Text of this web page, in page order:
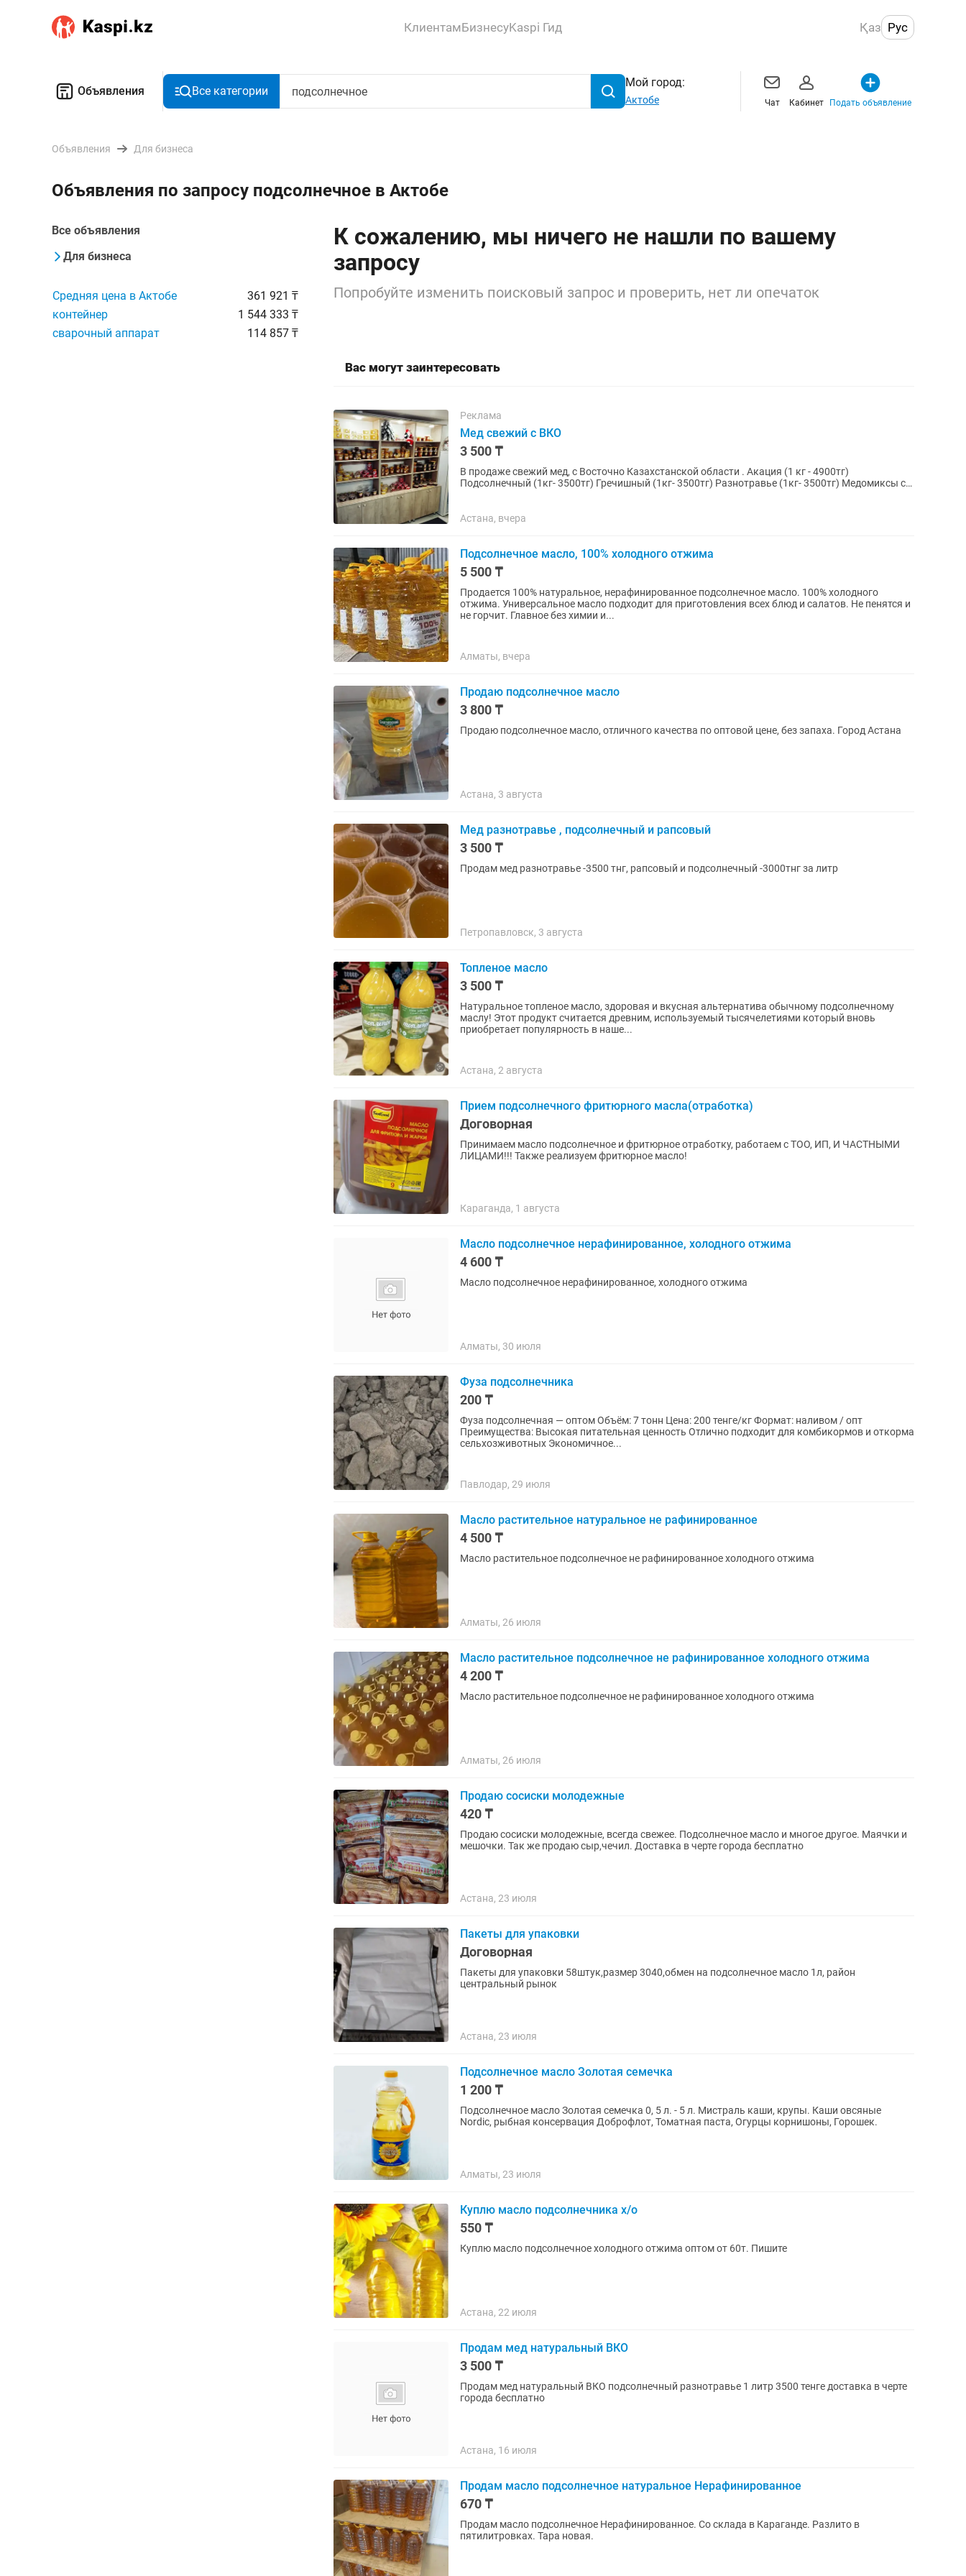
КлиентамБизнесуKaspi Гид Қаз Рус
Объявления Все категории
Мой город:
Актобе Чат Кабинет Подать объявление
Объявления Для бизнеса
Объявления по запросу подсолнечное в Актобе
Все объявления
Для бизнеса
Средняя цена в Актобе
361 921 ₸
контейнер
1 544 333 ₸
сварочный аппарат
114 857 ₸
К сожалению, мы ничего не нашли по вашему
запросу
Попробуйте изменить поисковый запрос и проверить, нет ли опечаток
Вас могут заинтересовать
Реклама
Мед свежий с ВКО
3 500 ₸
В продаже свежий мед, с Восточно Казахстанской области . Акация (1 кг - 4900тг)
Подсолнечный (1кг- 3500тг) Гречишный (1кг- 3500тг) Разнотравье (1кг- 3500тг) Медомиксы с
Астана, вчера
Подсолнечное масло, 100% холодного отжима
5 500 ₸
Продается 100% натуральное, нерафинированное подсолнечное масло. 100% холодного
отжима. Универсальное масло подходит для приготовления всех блюд и салатов. Не пенятся и
не горчит. Главное без химии и...
Алматы, вчера
Продаю подсолнечное масло
3 800 ₸
Продаю подсолнечное масло, отличного качества по оптовой цене, без запаха. Город Астана
Астана, 3 августа
Мед разнотравье , подсолнечный и рапсовый
3 500 ₸
Продам мед разнотравье -3500 тнг, рапсовый и подсолнечный -3000тнг за литр
Петропавловск, 3 августа
Топленое масло
3 500 ₸
Натуральное топленое масло, здоровая и вкусная альтернатива обычному подсолнечному
маслу! Этот продукт считается древним, используемый тысячелетиями который вновь
приобретает популярность в наше...
Астана, 2 августа
Прием подсолнечного фритюрного масла(отработка)
Договорная
Принимаем масло подсолнечное и фритюрное отработку, работаем с ТОО, ИП, И ЧАСТНЫМИ
ЛИЦАМИ!!! Также реализуем фритюрное масло!
Караганда, 1 августа
Масло подсолнечное нерафинированное, холодного отжима
4 600 ₸
Масло подсолнечное нерафинированное, холодного отжима
Алматы, 30 июля
Фуза подсолнечника
200 ₸
Фуза подсолнечная — оптом Объём: 7 тонн Цена: 200 тенге/кг Формат: наливом / опт
Преимущества: Высокая питательная ценность Отлично подходит для комбикормов и откорма
сельхозживотных Экономичное...
Павлодар, 29 июля
Масло растительное натуральное не рафинированное
4 500 ₸
Масло растительное подсолнечное не рафинированное холодного отжима
Алматы, 26 июля
Масло растительное подсолнечное не рафинированное холодного отжима
4 200 ₸
Масло растительное подсолнечное не рафинированное холодного отжима
Алматы, 26 июля
Продаю сосиски молодежные
420 ₸
Продаю сосиски молодежные, всегда свежее. Подсолнечное масло и многое другое. Маячки и
мешочки. Так же продаю сыр,чечил. Доставка в черте города бесплатно
Астана, 23 июля
Пакеты для упаковки
Договорная
Пакеты для упаковки 58штук,размер 3040,обмен на подсолнечное масло 1л, район
центральный рынок
Астана, 23 июля
Подсолнечное масло Золотая семечка
1 200 ₸
Подсолнечное масло Золотая семечка 0, 5 л. - 5 л. Мистраль каши, крупы. Каши овсяные
Nordic, рыбная консервация Доброфлот, Томатная паста, Огурцы корнишоны, Горошек.
Алматы, 23 июля
Куплю масло подсолнечника х/о
550 ₸
Куплю масло подсолнечное холодного отжима оптом от 60т. Пишите
Астана, 22 июля
Продам мед натуральный ВКО
3 500 ₸
Продам мед натуральный ВКО подсолнечный разнотравье 1 литр 3500 тенге доставка в черте
города бесплатно
Астана, 16 июля
Продам масло подсолнечное натуральное Нерафинированное
670 ₸
Продам масло подсолнечное Нерафинированное. Со склада в Караганде. Разлито в
пятилитровках. Тара новая.